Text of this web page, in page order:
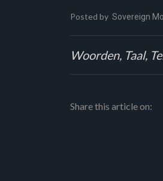
Posted by Sovereign
Woorden, Taal,
Share this article on: